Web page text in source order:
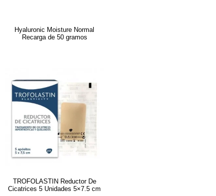
Hyaluronic Moisture Normal
Recarga de 50 gramos
TROFOLASTIN Reductor De
Cicatrices 5 Unidades 5×7.5 cm